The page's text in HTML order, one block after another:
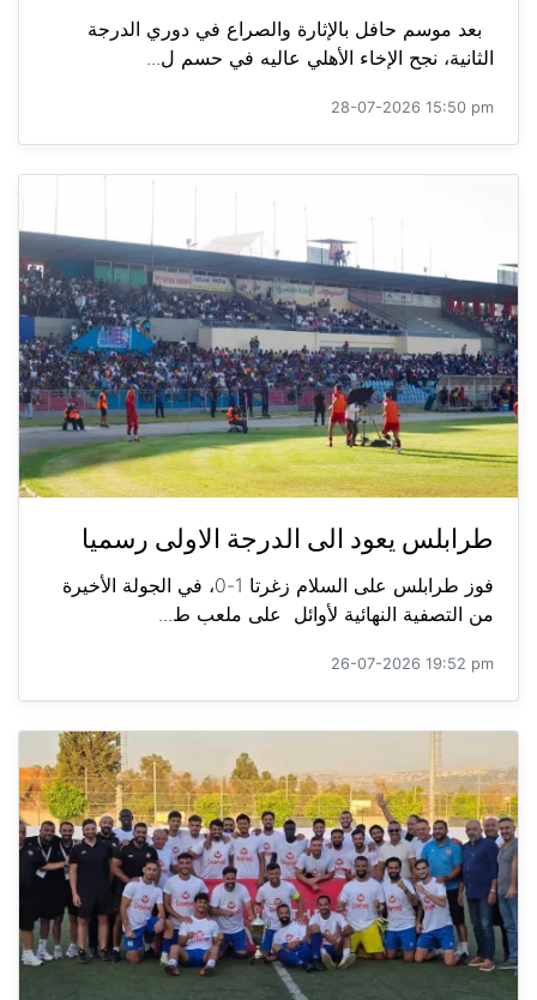
بعد موسم حافل بالإثارة والصراع في دوري الدرجة
الثانية، نجح الإخاء الأهلي عاليه في حسم ل...
28-07-2026 15:50 pm
طرابلس يعود الى الدرجة الاولى رسميا
فوز طرابلس على السلام زغرتا 1-0، في الجولة الأخيرة
من التصفية النهائية لأوائل على ملعب ط...
26-07-2026 19:52 pm